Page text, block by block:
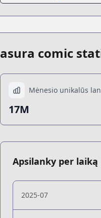
asura comic
Mėnesio unikalūs
17M
Apsilanky per laiką
2025-07